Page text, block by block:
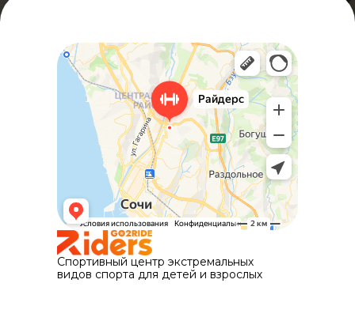
Спортивный центр экстремальных
видов спорта для детей и взрослых